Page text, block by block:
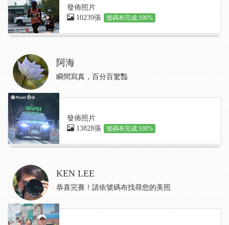
發佈照片
10239張
號碼布完成:100%
阿海
瞬間寫真，百分百驚豔
發佈照片
13828張
號碼布完成:100%
KEN LEE
恭喜完賽！請依號碼布找尋您的美照